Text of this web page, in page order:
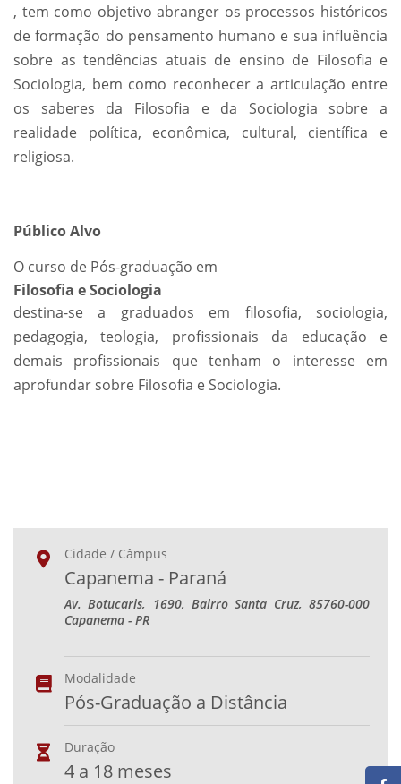
, tem como objetivo abranger os processos históricos
de formação do pensamento humano e sua influência
sobre as tendências atuais de ensino de Filosofia e
Sociologia, bem como reconhecer a articulação entre
os saberes da Filosofia e da Sociologia sobre a
realidade política, econômica, cultural, científica e
religiosa.
Público Alvo
O curso de Pós-graduação em
Filosofia e Sociologia
destina-se a graduados em filosofia, sociologia,
pedagogia, teologia, profissionais da educação e
demais profissionais que tenham o interesse em
aprofundar sobre Filosofia e Sociologia.
Cidade / Câmpus
Capanema - Paraná
Av. Botucaris, 1690, Bairro Santa Cruz, 85760-000
Capanema - PR
Modalidade
Pós-Graduação a Distância
Duração
4 a 18 meses